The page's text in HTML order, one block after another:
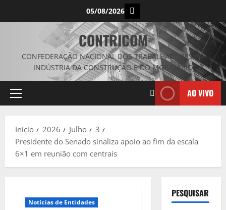
05/08/2026 Instagram
CONTRICOM
CONFEDERAÇÃO NACIONAL DOS TRABALHADORES NA
INDÚSTRIA DA CONSTRUÇÃO E DO MOBILIÁRIO
Menu
AO VIVO
Início 2026 Julho
3
Presidente do Senado sinaliza apoio ao fim da escala
6×1 em reunião com centrais
Notícias de Entidades
PESQUISAR